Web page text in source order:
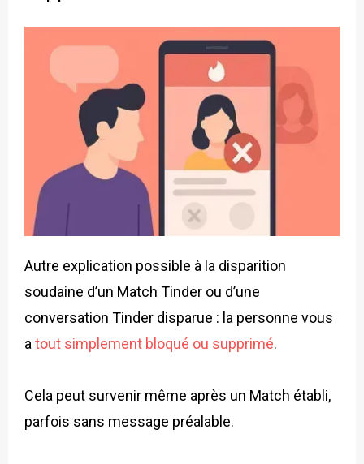
Autre explication possible à la disparition
soudaine d’un Match Tinder ou d’une
conversation Tinder disparue : la personne vous
a tout simplement bloqué ou supprimé.
Cela peut survenir même après un Match établi,
parfois sans message préalable.